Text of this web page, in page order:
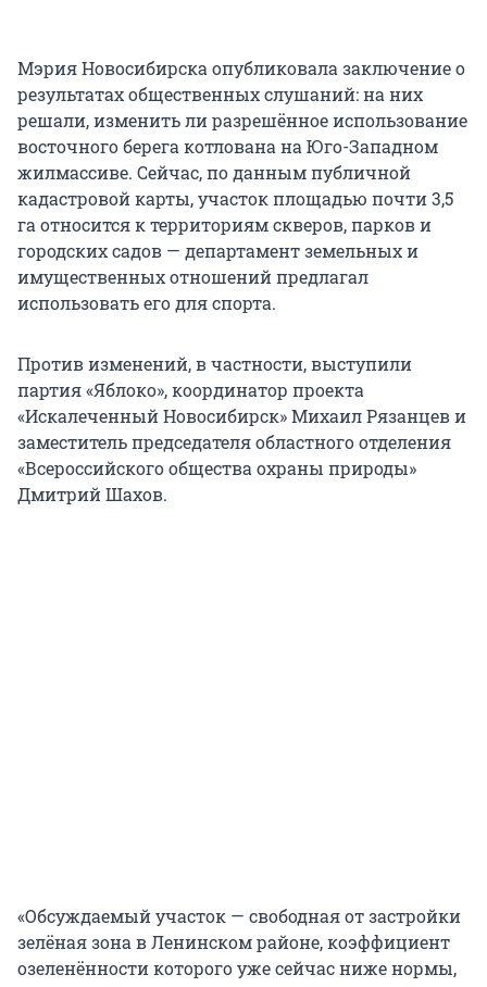
Мэрия Новосибирска опубликовала заключение о
результатах общественных слушаний: на них
решали, изменить ли разрешённое использование
восточного берега котлована на Юго-Западном
жилмассиве. Сейчас, по данным публичной
кадастровой карты, участок площадью почти 3,5
га относится к территориям скверов, парков и
городских садов — департамент земельных и
имущественных отношений предлагал
использовать его для спорта.
Против изменений, в частности, выступили
партия «Яблоко», координатор проекта
«Искалеченный Новосибирск» Михаил Рязанцев и
заместитель председателя областного отделения
«Всероссийского общества охраны природы»
Дмитрий Шахов.
«Обсуждаемый участок — свободная от застройки
зелёная зона в Ленинском районе, коэффициент
озеленённости которого уже сейчас ниже нормы,